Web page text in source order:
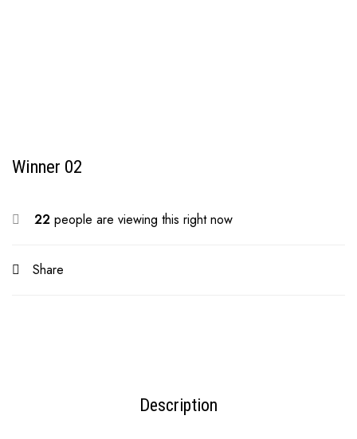
Winner 02
22 people are viewing this right now
Share
Description